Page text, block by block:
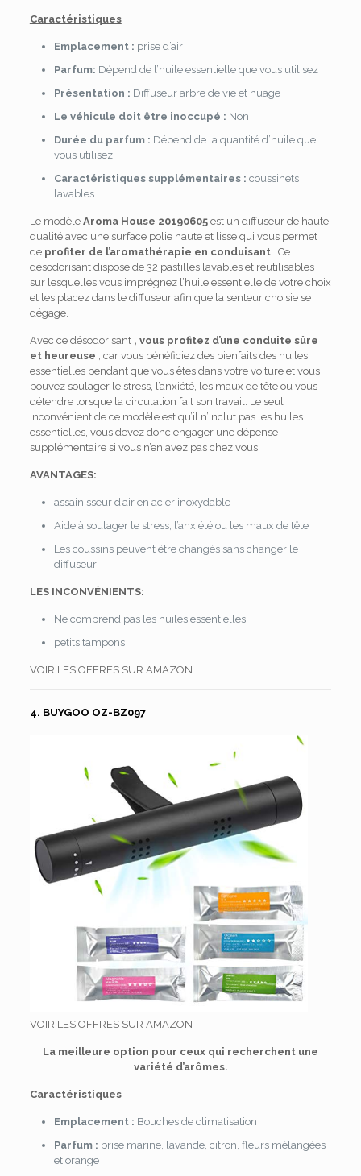
Caractéristiques
Emplacement : prise d’air
Parfum: Dépend de l’huile essentielle que vous utilisez
Présentation : Diffuseur arbre de vie et nuage
Le véhicule doit être inoccupé : Non
Durée du parfum : Dépend de la quantité d’huile que
vous utilisez
Caractéristiques supplémentaires : coussinets
lavables
Le modèle Aroma House 20190605est un diffuseur de haute
qualité avec une surface polie haute et lisse qui vous permet
de profiter de l’aromathérapie en conduisant. Ce
désodorisant dispose de 32 pastilles lavables et réutilisables
sur lesquelles vous imprégnez l’huile essentielle de votre choix
et les placez dans le diffuseur afin que la senteur choisie se
dégage.
Avec ce désodorisant , vous profitez d’une conduite sûre
et heureuse , car vous bénéficiez des bienfaits des huiles
essentielles pendant que vous êtes dans votre voiture et vous
pouvez soulager le stress, l’anxiété, les maux de tête ou vous
détendre lorsque la circulation fait son travail. Le seul
inconvénient de ce modèle est qu’il n’inclut pas les huiles
essentielles, vous devez donc engager une dépense
supplémentaire si vous n’en avez pas chez vous.
AVANTAGES:
assainisseur d’air en acier inoxydable
Aide à soulager le stress, l’anxiété ou les maux de tête
Les coussins peuvent être changés sans changer le
diffuseur
LES INCONVÉNIENTS:
Ne comprend pas les huiles essentielles
petits tampons
VOIR LES OFFRES SUR AMAZON
4. BUYGOO OZ-BZ097
VOIR LES OFFRES SUR AMAZON
La meilleure option pour ceux qui recherchent une
variété d’arômes.
Caractéristiques
Emplacement : Bouches de climatisation
Parfum : brise marine, lavande, citron, fleurs mélangées
et orange